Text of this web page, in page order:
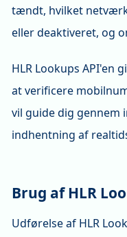
tændt, hvilket
eller deaktiveret, og
HLR Lookups
at verificere
vil guide dig gennem
indhentning af
Brug af HLR
Udførelse af HLR